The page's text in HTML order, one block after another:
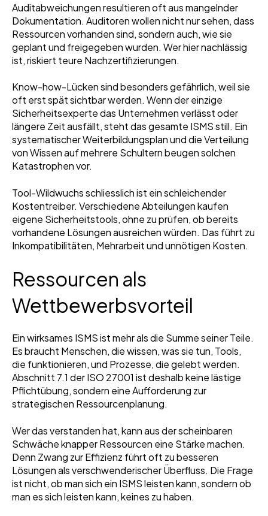
Auditabweichungen resultieren oft aus mangelnder
Dokumentation. Auditoren wollen nicht nur sehen, dass
Ressourcen vorhanden sind, sondern auch, wie sie
geplant und freigegeben wurden. Wer hier nachlässig
ist, riskiert teure Nachzertifizierungen.
Know-how-Lücken sind besonders gefährlich, weil sie
oft erst spät sichtbar werden. Wenn der einzige
Sicherheitsexperte das Unternehmen verlässt oder
längere Zeit ausfällt, steht das gesamte ISMS still. Ein
systematischer Weiterbildungsplan und die Verteilung
von Wissen auf mehrere Schultern beugen solchen
Katastrophen vor.
Tool-Wildwuchs schliesslich ist ein schleichender
Kostentreiber. Verschiedene Abteilungen kaufen
eigene Sicherheitstools, ohne zu prüfen, ob bereits
vorhandene Lösungen ausreichen würden. Das führt zu
Inkompatibilitäten, Mehrarbeit und unnötigen Kosten.
Ressourcen als
Wettbewerbsvorteil
Ein wirksames ISMS ist mehr als die Summe seiner Teile.
Es braucht Menschen, die wissen, was sie tun, Tools,
die funktionieren, und Prozesse, die gelebt werden.
Abschnitt 7.1 der ISO 27001 ist deshalb keine lästige
Pflichtübung, sondern eine Aufforderung zur
strategischen Ressourcenplanung.
Wer das verstanden hat, kann aus der scheinbaren
Schwäche knapper Ressourcen eine Stärke machen.
Denn Zwang zur Effizienz führt oft zu besseren
Lösungen als verschwenderischer Überfluss. Die Frage
ist nicht, ob man sich ein ISMS leisten kann, sondern ob
man es sich leisten kann, keines zu haben.